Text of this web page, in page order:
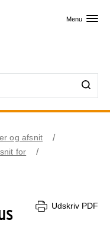
Menu
og afsnit
for
Udskriv PDF